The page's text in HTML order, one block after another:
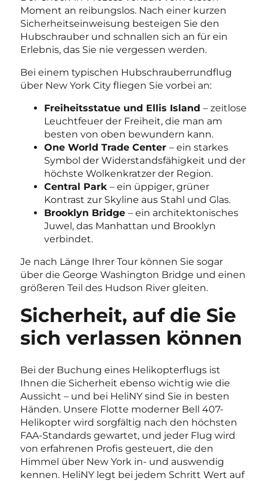
Moment an reibungslos. Nach einer kurzen
Sicherheitseinweisung besteigen Sie den
Hubschrauber und schnallen sich an für ein
Erlebnis, das Sie nie vergessen werden.
Bei einem typischen Hubschrauberrundflug
über New York City fliegen Sie vorbei an:
Freiheitsstatue und Ellis Island – zeitlose
Leuchtfeuer der Freiheit, die man am
besten von oben bewundern kann.
One World Trade Center – ein starkes
Symbol der Widerstandsfähigkeit und der
höchste Wolkenkratzer der Region.
Central Park – ein üppiger, grüner
Kontrast zur Skyline aus Stahl und Glas.
Brooklyn Bridge – ein architektonisches
Juwel, das Manhattan und Brooklyn
verbindet.
Je nach Länge Ihrer Tour können Sie sogar
über die George Washington Bridge und einen
größeren Teil des Hudson River gleiten.
Sicherheit, auf die Sie
sich verlassen können
Bei der Buchung eines Helikopterflugs ist
Ihnen die Sicherheit ebenso wichtig wie die
Aussicht – und bei HeliNY sind Sie in besten
Händen. Unsere Flotte moderner Bell 407-
Helikopter wird sorgfältig nach den höchsten
FAA-Standards gewartet, und jeder Flug wird
von erfahrenen Profis gesteuert, die den
Himmel über New York in- und auswendig
kennen. HeliNY legt bei jedem Schritt Wert auf